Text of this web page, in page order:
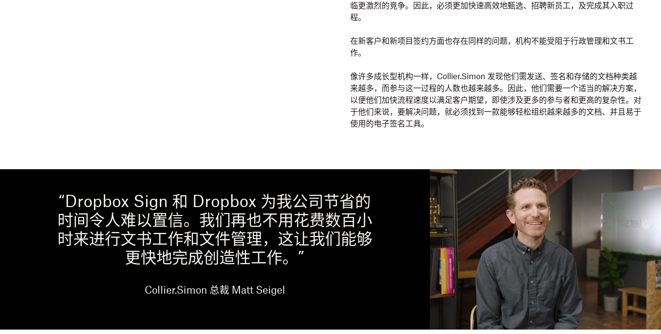
临更激烈的竞争。因此，必须更加快速高效地甄选、招聘新员工，及完成其入职过
程。
在新客户和新项目签约方面也存在同样的问题，机构不能受阻于行政管理和文书工
作。
像许多成长型机构一样，Collier.Simon 发现他们需发送、签名和存储的文档种类越
来越多，而参与这一过程的人数也越来越多。因此，他们需要一个适当的解决方案，
以便他们加快流程速度以满足客户期望，即使涉及更多的参与者和更高的复杂性。对
于他们来说，要解决问题，就必须找到一款能够轻松组织越来越多的文档、并且易于
使用的电子签名工具。
“Dropbox Sign 和 Dropbox 为我公司节省的
时间令人难以置信。我们再也不用花费数百小
时来进行文书工作和文件管理，这让我们能够
更快地完成创造性工作。”
Collier.Simon 总裁 Matt Seigel